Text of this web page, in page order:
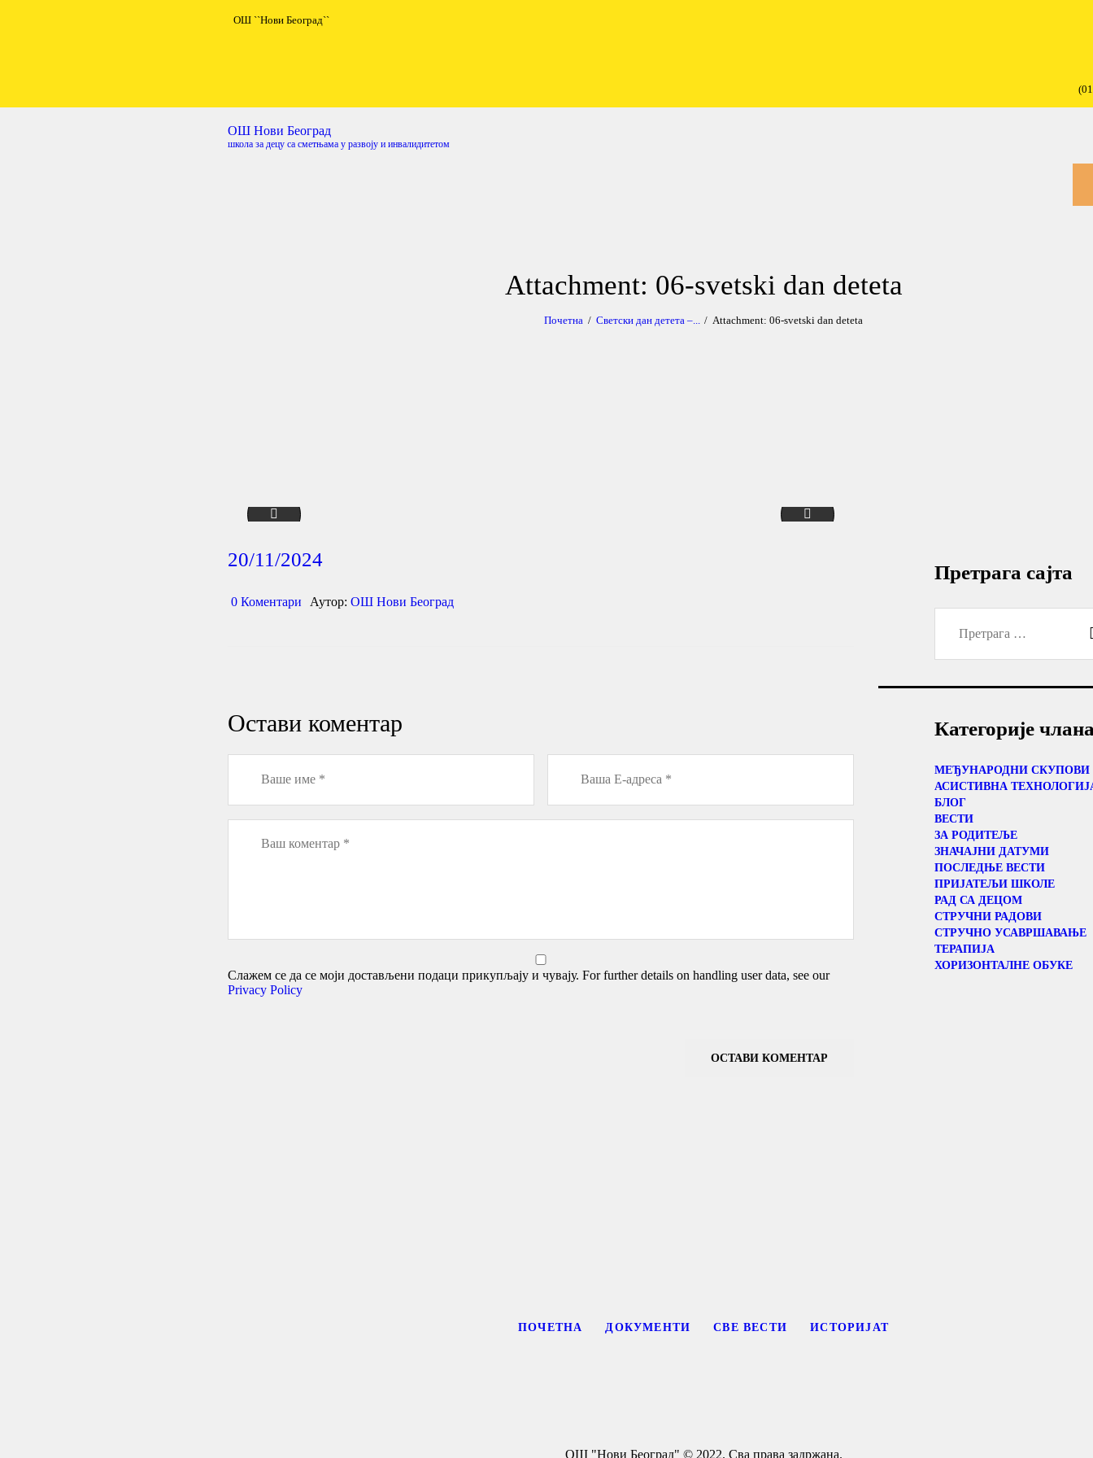
ОШ ``Нови Београд``
ОШ Нови Београд
школа за децу са сметњама у развоју и инвалидитетом
Attachment: 06-svetski dan deteta
Почетна Светски дан детета –... Attachment: 06-svetski dan deteta
SRPSKI
РОДИТЕЉИ
01-svetski dan deteta 05-svetski dan deteta
20/11/2024
0 Коментари Аутор:ОШ Нови Београд
Остави коментар
Слажем се да се моји достављени подаци прикупљају и чувају. For further details on handling user data, see our
Privacy Policy
Претрага сајта
Категорије
МЕЂУНАРОДНИ СКУПОВИ
АСИСТИВНА
БЛОГ
ВЕСТИ
ЗА РОДИТЕЉЕ
ЗНАЧАЈНИ ДАТУМИ
ПОСЛЕДЊЕ ВЕСТИ
ПРИЈАТЕЉИ ШКОЛЕ
РАД СА ДЕЦОМ
СТРУЧНИ РАДОВИ
СТРУЧНО УСАВРШАВАЊЕ
ТЕРАПИЈА
ХОРИЗОНТАЛНЕ ОБУКЕ
ПОЧЕТНА ДОКУМЕНТИ СВЕ ВЕСТИ ИСТОРИЈАТ
ОШ "Нови Београд" © 2022. Сва права задржана.